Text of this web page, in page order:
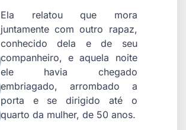
Ela relatou que mora
juntamente com outro rapaz,
conhecido dela e de seu
companheiro, e aquela noite
ele havia chegado
embriagado, arrombado a
porta e se dirigido até o
quarto da mulher, de 50 anos.